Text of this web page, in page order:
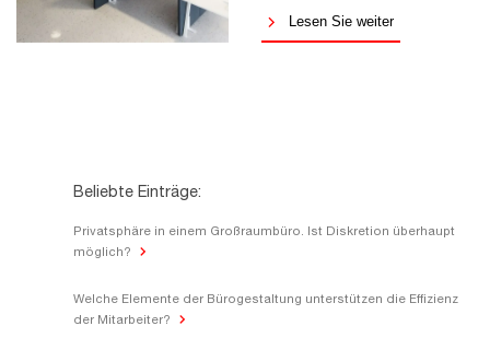
Lesen Sie weiter
Beliebte Einträge:
Privatsphäre in einem Großraumbüro. Ist Diskretion überhaupt
möglich?
Welche Elemente der Bürogestaltung unterstützen die Effizienz
der Mitarbeiter?